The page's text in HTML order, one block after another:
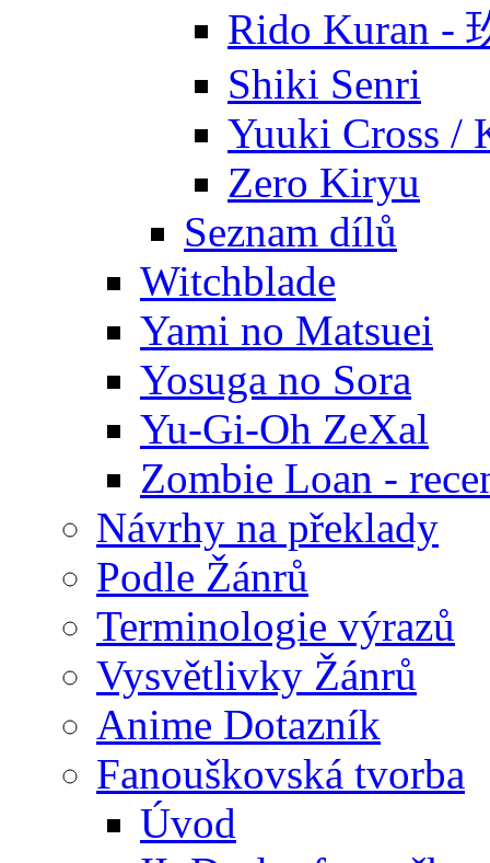
Rido Kuran -
Shiki Senri
Yuuki Cross /
Zero Kiryu
Seznam dílů
Witchblade
Yami no Matsuei
Yosuga no Sora
Yu-Gi-Oh ZeXal
Zombie Loan -
Návrhy na překlady
Podle Žánrů
Terminologie výrazů
Vysvětlivky Žánrů
Anime Dotazník
Fanouškovská tvorba
Úvod